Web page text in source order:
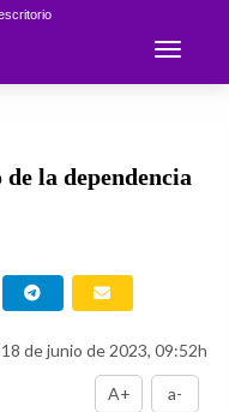
Toggle
de la dependencia
18 de junio de 2023, 09:52h
A+ a-